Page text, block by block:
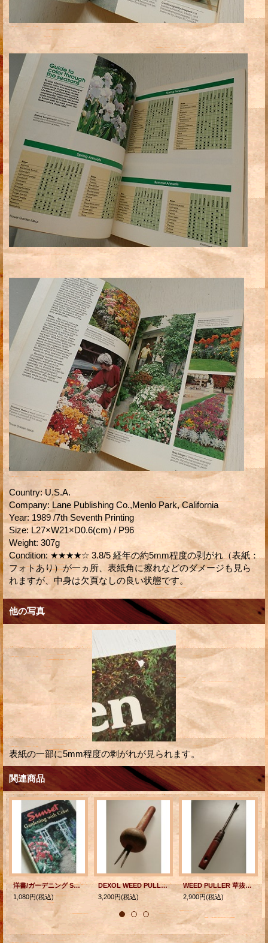
Country: U.S.A.
Company: Lane Publishing Co.,Menlo Park, California
Year: 1989 /7th Seventh Printing
Size: L27×W21×D0.6(cm) / P96
Weight: 307g
Condition: ★★★★☆ 3.8/5 経年の約5mm程度の剥がれ（表紙：
フォトあり）が一ヵ所、表紙角に擦れなどのダメージも見ら
れますが、中身は欠頁なしの良い状態です。
他の写真
表紙の一部に5mm程度の剥がれが見られます。
関連商品
洋書/ガーデニング Sunset "Gardening with Color" First Printing (1995) Sunset Publishing Corporation
1,080円(税込)
DEXOL WEED PULLER 草抜き器/雑草抜き
3,200円(税込)
WEED PULLER 草抜き器/ピッカー （ロングタイプ）
2,900円(税込)